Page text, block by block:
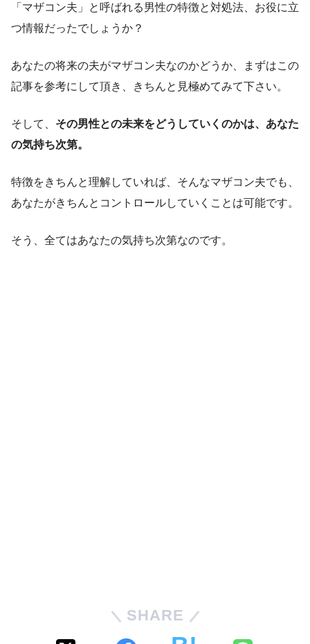
「マザコン夫」と呼ばれる男性の特徴と対処法、お役に立
つ情報だったでしょうか？
あなたの将来の夫がマザコン夫なのかどうか、まずはこの
記事を参考にして頂き、きちんと見極めてみて下さい。
そして、 その男性との未来をどうしていくのかは、あなた
の気持ち次第。
特徴をきちんと理解していれば、そんなマザコン夫でも、
あなたがきちんとコントロールしていくことは可能です。
そう、全てはあなたの気持ち次第なのです。
SHARE